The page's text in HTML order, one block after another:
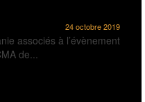
24 octobre 2019
associés à l’évènement
de...